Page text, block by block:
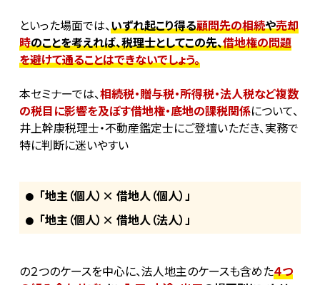
といった場面では、いずれ起こり得る顧問先の相続や売却
時のことを考えれば、税理士としてこの先、借地権の問題
を避けて通ることはできないでしょう。
本セミナーでは、相続税・贈与税・所得税・法人税など複数
の税目に影響を及ぼす借地権・底地の課税関係について、
井上幹康税理士・不動産鑑定士にご登壇いただき、実務で
特に判断に迷いやすい
「地主（個人）× 借地人（個人）」
「地主（個人）× 借地人（法人）」
の２つのケースを中心に、法人地主のケースも含めた４つ